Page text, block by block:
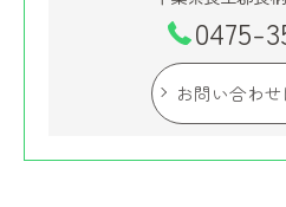
0475-
お問い合わ